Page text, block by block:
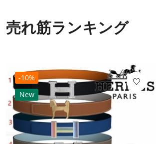
売れ筋ランキング
-10%
New